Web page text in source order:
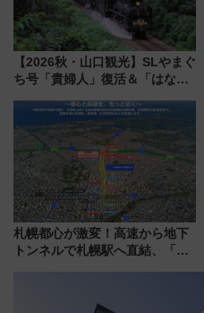
【2026秋・山口観光】SLやまぐ
ち号「貴婦人」復活＆「はなあ
注目観光列車まとめ きっぷの取
り方は？
札幌都心が激変！高速から地下
トンネルで札幌駅へ直結、「創